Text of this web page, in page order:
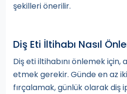
şekilleri önerilir.
Diş Eti İltihabı Nasıl
Diş eti iltihabını önlemek için,
etmek gerekir. Günde en az
fırçalamak, günlük olarak diş